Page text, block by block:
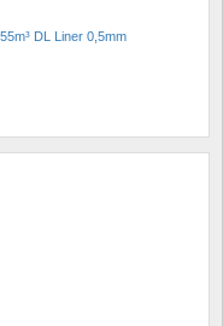
DL Liner 0,5mm